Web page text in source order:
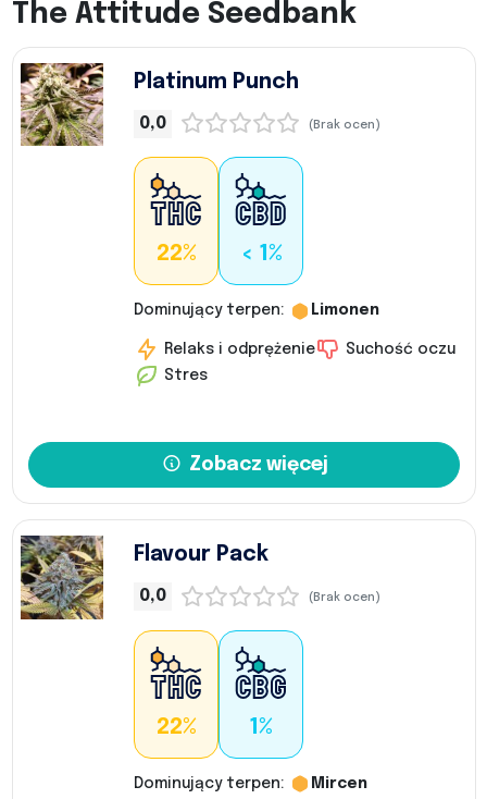
The Attitude Seedbank
Platinum Punch
0,0 (Brak ocen)
22% < 1%
Dominujący terpen: Limonen
Relaks i odprężenie
Suchość oczu
Stres
Zobacz więcej
Flavour Pack
0,0 (Brak ocen)
22% 1%
Dominujący terpen: Mircen